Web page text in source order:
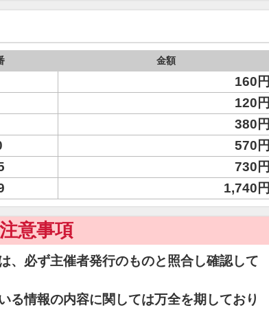
金額
160円
120円
380円
570円
730円
1,740円
注意事項
、必ず主催者発行のものと照合し確認して
る情報の内容に関しては万全を期しており